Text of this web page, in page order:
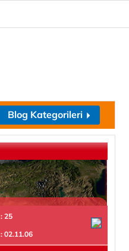
Blog Kategorileri
: 25
: 02.11.06